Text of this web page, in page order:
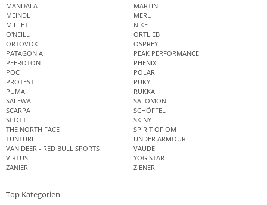
MANDALA
MARTINI
MEINDL
MERU
MILLET
NIKE
O'NEILL
ORTLIEB
ORTOVOX
OSPREY
PATAGONIA
PEAK PERFORMANCE
PEEROTON
PHENIX
POC
POLAR
PROTEST
PUKY
PUMA
RUKKA
SALEWA
SALOMON
SCARPA
SCHÖFFEL
SCOTT
SKINY
THE NORTH FACE
SPIRIT OF OM
TUNTURI
UNDER ARMOUR
VAN DEER - RED BULL SPORTS
VAUDE
VIRTUS
YOGISTAR
ZANIER
ZIENER
Top Kategorien